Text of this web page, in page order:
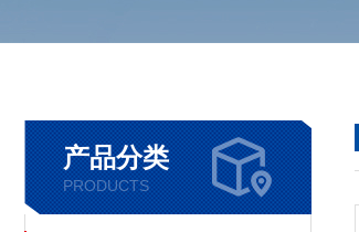
产品分类
PRODUCTS